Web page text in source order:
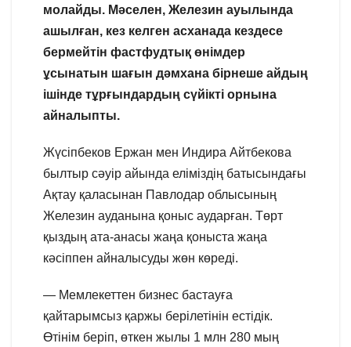
молайды. Мәселен, Железин ауылында
ашылған, кез келген асханада кездесе
бермейтін фастфудтық өнімдер
ұсынатын шағын дәмхана бірнеше айдың
ішінде тұрғындардың сүйікті орнына
айналыпты.
Жүсіпбеков Ержан мен Индира Айтбекова
былтыр сәуір айында еліміздің батысындағы
Ақтау қаласынан Павлодар облысының
Железин ауданына қоныс аударған. Төрт
қыздың ата-анасы жаңа қоныста жаңа
кәсіппен айналысуды жөн көреді.
— Мемлекеттен бизнес бастауға
қайтарымсыз қаржы берілетінін естідік.
Өтінім беріп, өткен жылы 1 млн 280 мың